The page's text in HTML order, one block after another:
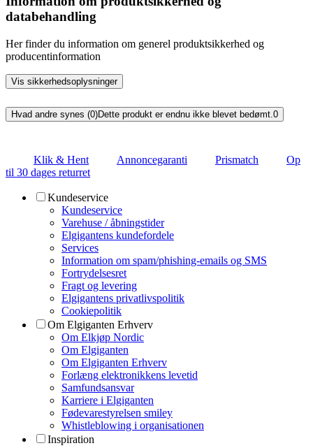
databehandling
Her finder du information om generel produktsikkerhed og
producentinformation
Vis sikkerhedsoplysninger
Hvad andre synes (0)Dette produkt er endnu ikke blevet bedømt.0
Klik & Hent Annoncegaranti Prismatch
Op
til 30 dages returret
Kundeservice
Kundeservice
Varehuse / åbningstider
Elgigantens kundefordele
Services
Information om spam/phishing-emails og SMS
Fortrydelsesret
Fragt og levering
Elgigantens privatlivspolitik
Cookiepolitik
Om Elgiganten Erhverv
Om Elkjøp Nordic
Om Elgiganten
Om Elgiganten Erhverv
Forlæng elektronikkens levetid
Samfundsansvar
Karriere i Elgiganten
Fødevarestyrelsen smiley
Whistleblowing i organisationen
Inspiration